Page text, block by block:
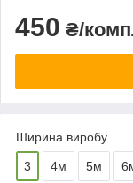
450 ₴/
Ширина виробу
3 4м 5м